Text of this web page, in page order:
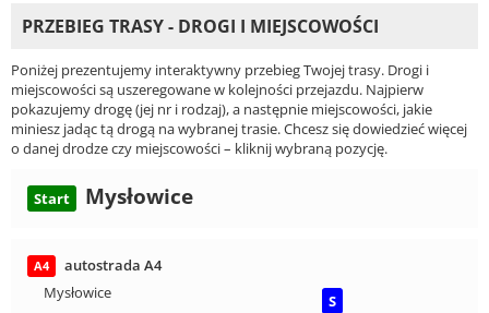
PRZEBIEG TRASY - DROGI I MIEJSCOWOŚCI
Poniżej prezentujemy interaktywny przebieg Twojej trasy. Drogi i
miejscowości są uszeregowane w kolejności przejazdu. Najpierw
pokazujemy drogę (jej nr i rodzaj), a następnie miejscowości, jakie
miniesz jadąc tą drogą na wybranej trasie. Chcesz się dowiedzieć więcej
o danej drodze czy miejscowości – kliknij wybraną pozycję.
Start Mysłowice
A4
autostrada A4
Mysłowice
S